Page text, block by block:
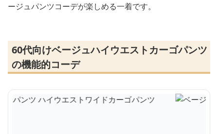
ージュパンツコーデが楽しめる一着です。
60代向けベージュハイウエストカーゴパンツ
の機能的コーデ